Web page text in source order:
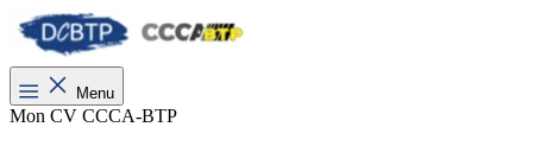
Menu
Mon CV CCCA-BTP